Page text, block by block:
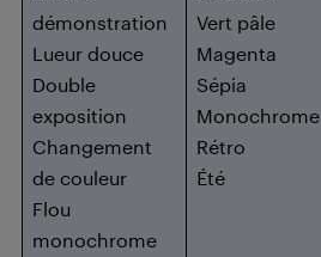
démonstration
Lueur douce
Double
exposition
Changement
de couleur
Flou
monochrome
Vert pâle
Magenta
Sépia
Monochrome
Rétro
Été